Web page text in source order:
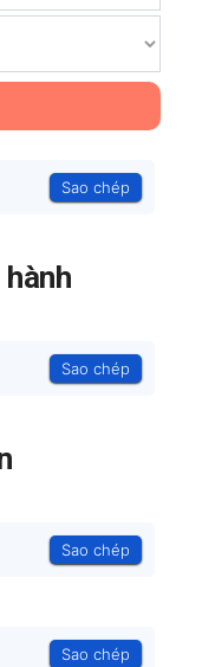
Sao chép
Sao chép
Sao chép
Sao chép